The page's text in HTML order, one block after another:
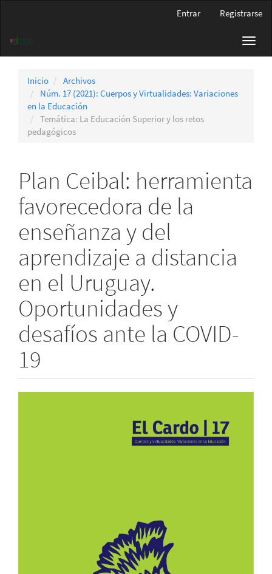
principal
Barra
Entrar Registrarse
Inicio
Archivos
Núm. 17 (2021): Cuerpos y Virtualidades: Variaciones
en la Educación
Temática: La Educación Superior y los retos
pedagógicos
Plan Ceibal: herramienta
favorecedora de la
enseñanza y del
aprendizaje a distancia
en el Uruguay.
Oportunidades y
desafíos ante la COVID-
19